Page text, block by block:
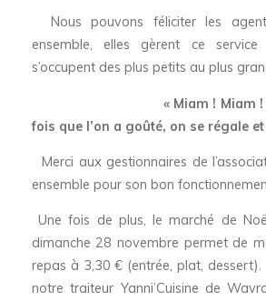
Nous pouvons féliciter les
ensemble, elles gèrent ce
s’occupent des plus petits au plus
« Miam ! Miam ! A la
fois que l’on a goûté, on se régale
Merci aux gestionnaires de
ensemble pour son bon
Une fois de plus, le marché de
dimanche 28 novembre permet de
repas à 3,30 € (entrée, plat,
notre traiteur Yanni’Cuisine de